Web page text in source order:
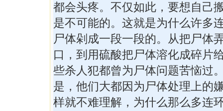
都会头疼。不仅如此，要想自己
是不可能的。这就是为什么许多
尸体剁成一段一段的。从把尸体
口，到用硫酸把尸体溶化成碎片
些杀人犯都曾为尸体问题苦恼过
是，他们大都因为尸体处理上的
样就不难理解，为什么那么多连